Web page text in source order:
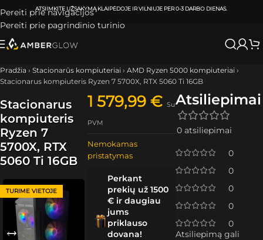
Pereiti prie navigacijos
Pereiti prie pagrindinio turinio
ATSIIMKITE UŽSAKYMĄKLAIPĖDOJE IR VILNIUJE PER0-3 DARBO DIENAS.
Pradžia › Stacionarūs kompiuteriai › AMD Ryzen 5000 kompiuteriai ›
Stacionarus kompiuteris Ryzen 7 5700X, RTX 5060 Ti 16GB
Stacionarus
kompiuteris
Ryzen 7
5700X, RTX
5060 Ti 16GB
TURIME VIETOJE
1 579,99€ Su
PVM
Nemokamas
pristatymas
Perkant
prekių už 1500
€ ir daugiau
jums
priklauso
dovana!
Atsiliepimai
0 atsiliepimai
0
0
0
0
0
Atsiliepimą gali